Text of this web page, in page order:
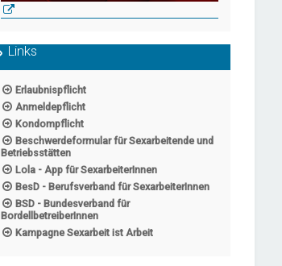
Links
Erlaubnispflicht
Anmeldepflicht
Kondompflicht
Beschwerdeformular für Sexarbeitende und
Betriebsstätten
Lola - App für SexarbeiterInnen
BesD - Berufsverband für SexarbeiterInnen
BSD - Bundesverband für
BordellbetreiberInnen
Kampagne Sexarbeit ist Arbeit